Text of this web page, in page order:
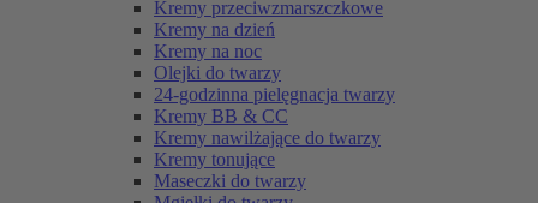
Kremy przeciwzmarszczkowe
Kremy na dzień
Kremy na noc
Olejki do twarzy
24-godzinna pielęgnacja twarzy
Kremy BB & CC
Kremy nawilżające do twarzy
Kremy tonujące
Maseczki do twarzy